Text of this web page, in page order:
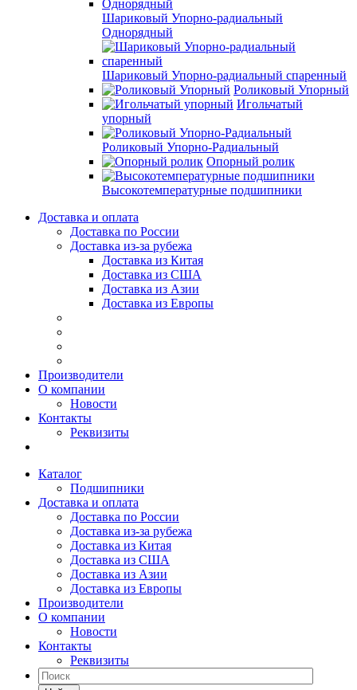
Шариковый Упорно-радиальный
Однорядный
Шариковый Упорно-радиальный спаренный
Роликовый Упорный
Игольчатый
упорный
Роликовый Упорно-Радиальный
Опорный ролик
Высокотемпературные подшипники
Доставка и оплата
Доставка по России
Доставка из-за рубежа
Доставка из Китая
Доставка из США
Доставка из Азии
Доставка из Европы
Производители
О компании
Новости
Контакты
Реквизиты
Каталог
Подшипники
Доставка и оплата
Доставка по России
Доставка из-за рубежа
Доставка из Китая
Доставка из США
Доставка из Азии
Доставка из Европы
Производители
О компании
Новости
Контакты
Реквизиты